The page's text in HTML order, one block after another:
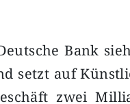
Bank
setzt auf
zwei